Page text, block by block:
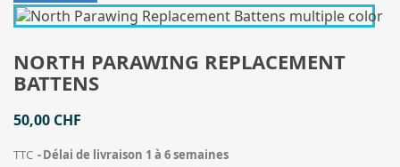
NORTH PARAWING REPLACEMENT
BATTENS
50,00 CHF
TTC Délai de livraison 1 à 6 semaines